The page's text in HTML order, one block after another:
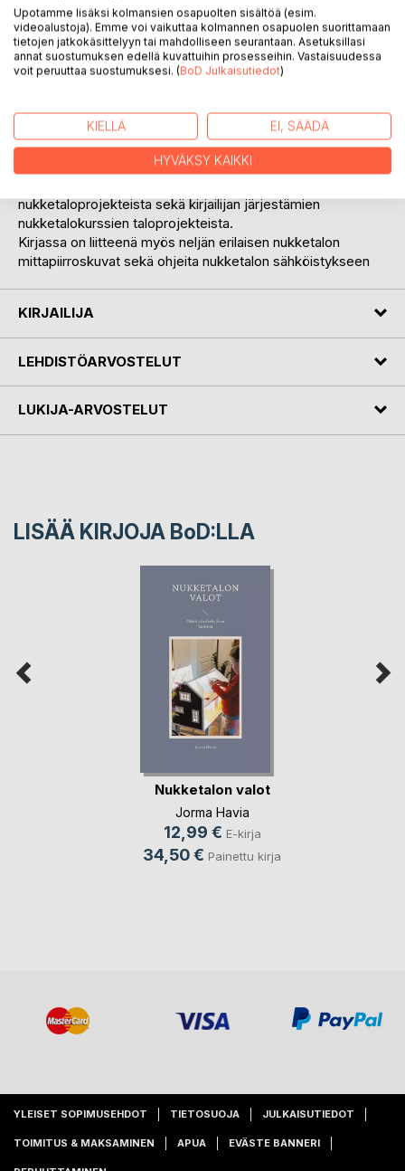
KUVAUS
Kirja sisältää yksityiskohtaisia ohjeita oman nukketalon
rakentamiseksi.
Materiaalit ovat pääasiassa puuraaka-aineita joita on helppo
työstää myös kotiolosuhteissa.
nukketaloprojekteista sekä kirjailijan järjestämien
nukketalokurssien taloprojekteista.
Kirjassa on liitteenä myös neljän erilaisen nukketalon
mittapiirroskuvat sekä ohjeita nukketalon sähköistykseen
KIRJAILIJA
LEHDISTÖARVOSTELUT
LUKIJA-ARVOSTELUT
LISÄÄ KIRJOJA BoD:LLA
Nukketalon valot
Jorma Havia
12,99 € E-kirja
34,50 € Painettu kirja
YLEISET SOPIMUSEHDOT TIETOSUOJA JULKAISUTIEDOT
TOIMITUS & MAKSAMINEN APUA EVÄSTE BANNERI
Upotamme lisäksi kolmansien osapuolten sisältöä (esim.
videoalustoja). Emme voi vaikuttaa kolmannen osapuolen suorittamaan
tietojen jatkokäsittelyyn tai mahdolliseen seurantaan. Asetuksillasi
annat suostumuksen edellä kuvattuihin prosesseihin. Vastaisuudessa
voit peruuttaa suostumuksesi. (BoD Julkaisutiedot)
KIELLÄ EI, SÄÄDÄ
HYVÄKSY KAIKKI